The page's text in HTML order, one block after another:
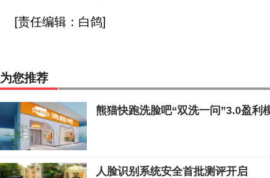
[责任编辑：白鸽]
为您推荐
熊猫快跑洗脸吧“双洗一问”3.0盈利
人脸识别系统安全首批测评开启